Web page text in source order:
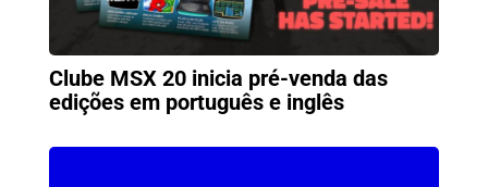
Clube MSX 20 inicia pré-venda das
edições em português e inglês